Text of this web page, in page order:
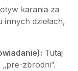
karania za
innych dziełach,
Tutaj
zbrodni”.